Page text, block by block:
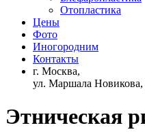
Отопластика
Цены
Фото
Иногородним
Контакты
г. Москва,
ул. Маршала Новикова,
Этническая